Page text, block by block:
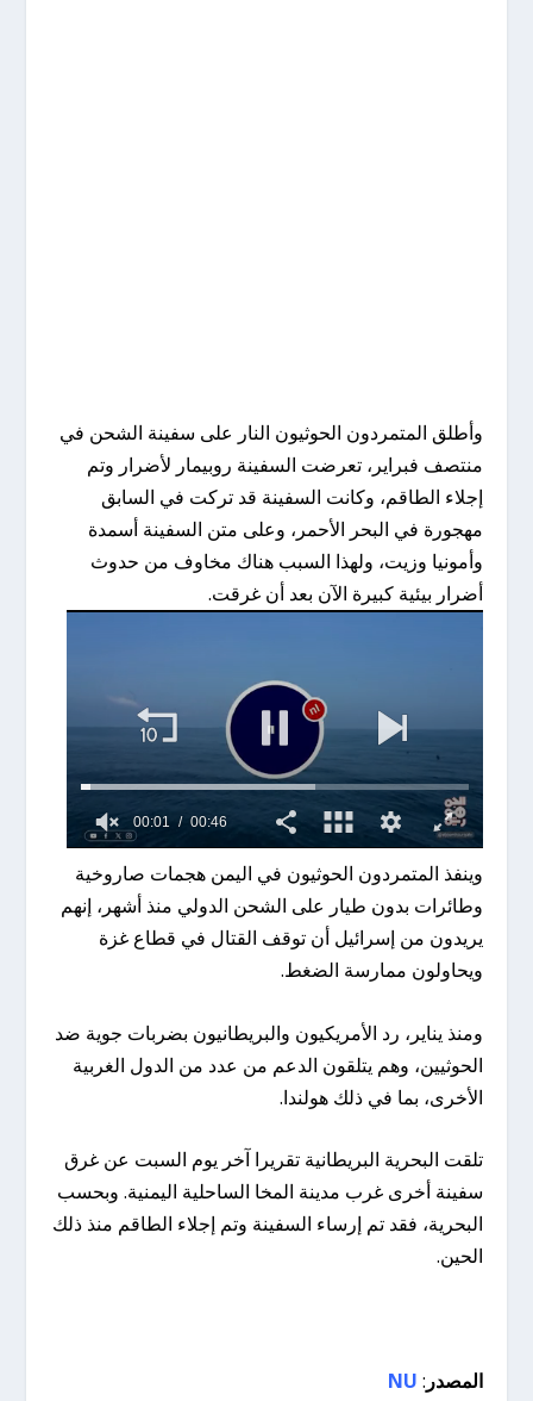
وأطلق المتمردون الحوثيون النار على سفينة الشحن في
منتصف فبراير، تعرضت السفينة روبيمار لأضرار وتم
إجلاء الطاقم، وكانت السفينة قد تركت في السابق
مهجورة في البحر الأحمر، وعلى متن السفينة أسمدة
وأمونيا وزيت، ولهذا السبب هناك مخاوف من حدوث
أضرار بيئية كبيرة الآن بعد أن غرقت.
وينفذ المتمردون الحوثيون في اليمن هجمات صاروخية
وطائرات بدون طيار على الشحن الدولي منذ أشهر، إنهم
يريدون من إسرائيل أن توقف القتال في قطاع غزة
ويحاولون ممارسة الضغط.
ومنذ يناير، رد الأمريكيون والبريطانيون بضربات جوية ضد
الحوثيين، وهم يتلقون الدعم من عدد من الدول الغربية
الأخرى، بما في ذلك هولندا.
تلقت البحرية البريطانية تقريرا آخر يوم السبت عن غرق
سفينة أخرى غرب مدينة المخا الساحلية اليمنية. وبحسب
البحرية، فقد تم إرساء السفينة وتم إجلاء الطاقم منذ ذلك
الحين.
المصدر :
NU